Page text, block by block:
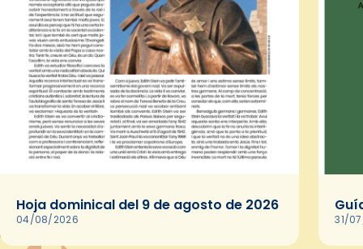
Hoja dominical del 9 de agosto de 2026
04/08/2026 31/